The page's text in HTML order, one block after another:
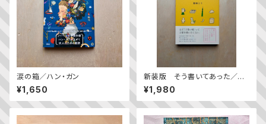
涙の箱／ハン・ガン
¥1,650
新装版 そう書いてあった／益
田ミリ
¥1,980